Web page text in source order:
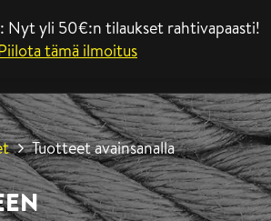
Nyt yli 50€:n tilaukset rahtivapaasti!
tämä ilmoitus
Tuotteet avainsanalla